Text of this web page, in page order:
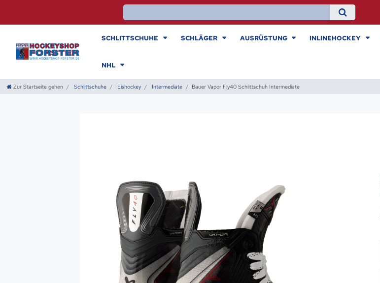
SCHLITTSCHUHE SCHLÄGER AUSRÜSTUNG INLINEHOCKEY
NHL
Zur Startseite gehen Schlittschuhe Eishockey Intermediate Bauer Vapor Fly40 Schlittschuh Intermediate